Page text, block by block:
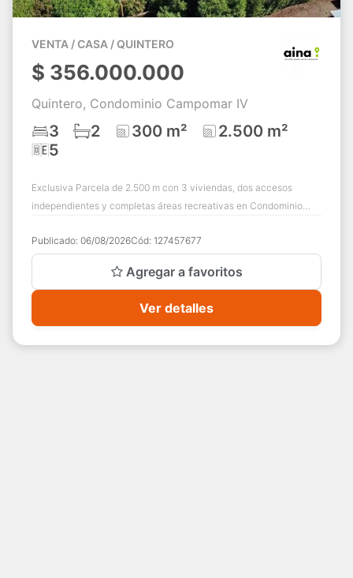
VENTA / CASA / QUINTERO
$ 356.000.000
Quintero, Condominio Campomar IV
3 2 300 m²
2.500 m²
5
Exclusiva Parcela de 2.500 m con 3 viviendas, dos accesos
independientes y completas áreas recreativas en Condominio
Publicado: 06/08/2026Cód: 127457677
Agregar a favoritos
Ver detalles